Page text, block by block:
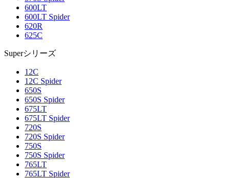
600LT
600LT Spider
620R
625C
Superシリーズ
12C
12C Spider
650S
650S Spider
675LT
675LT Spider
720S
720S Spider
750S
750S Spider
765LT
765LT Spider